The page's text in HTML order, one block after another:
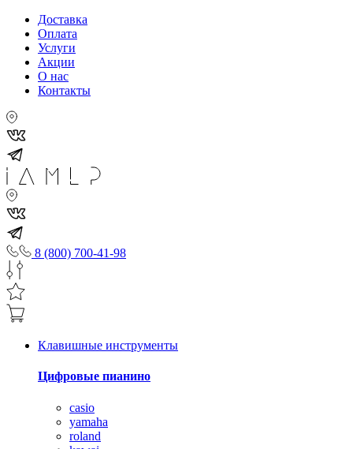
Доставка
Оплата
Услуги
Акции
О нас
Контакты
8 (800) 700-41-98
Клавишные инструменты
Цифровые пианино
casio
yamaha
roland